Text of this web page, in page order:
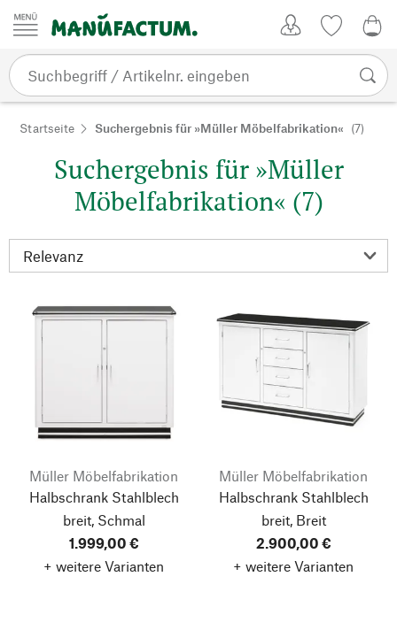
Zum Inhalt springen
Startseite Suchergebnis für »Müller Möbelfabrikation« (7)
Suchergebnis für »Müller
Möbelfabrikation« (7)
Müller Möbelfabrikation
Halbschrank Stahlblech
breit, Schmal
1.999,00 €
+ weitere Varianten
Müller Möbelfabrikation
Halbschrank Stahlblech
breit, Breit
2.900,00 €
+ weitere Varianten